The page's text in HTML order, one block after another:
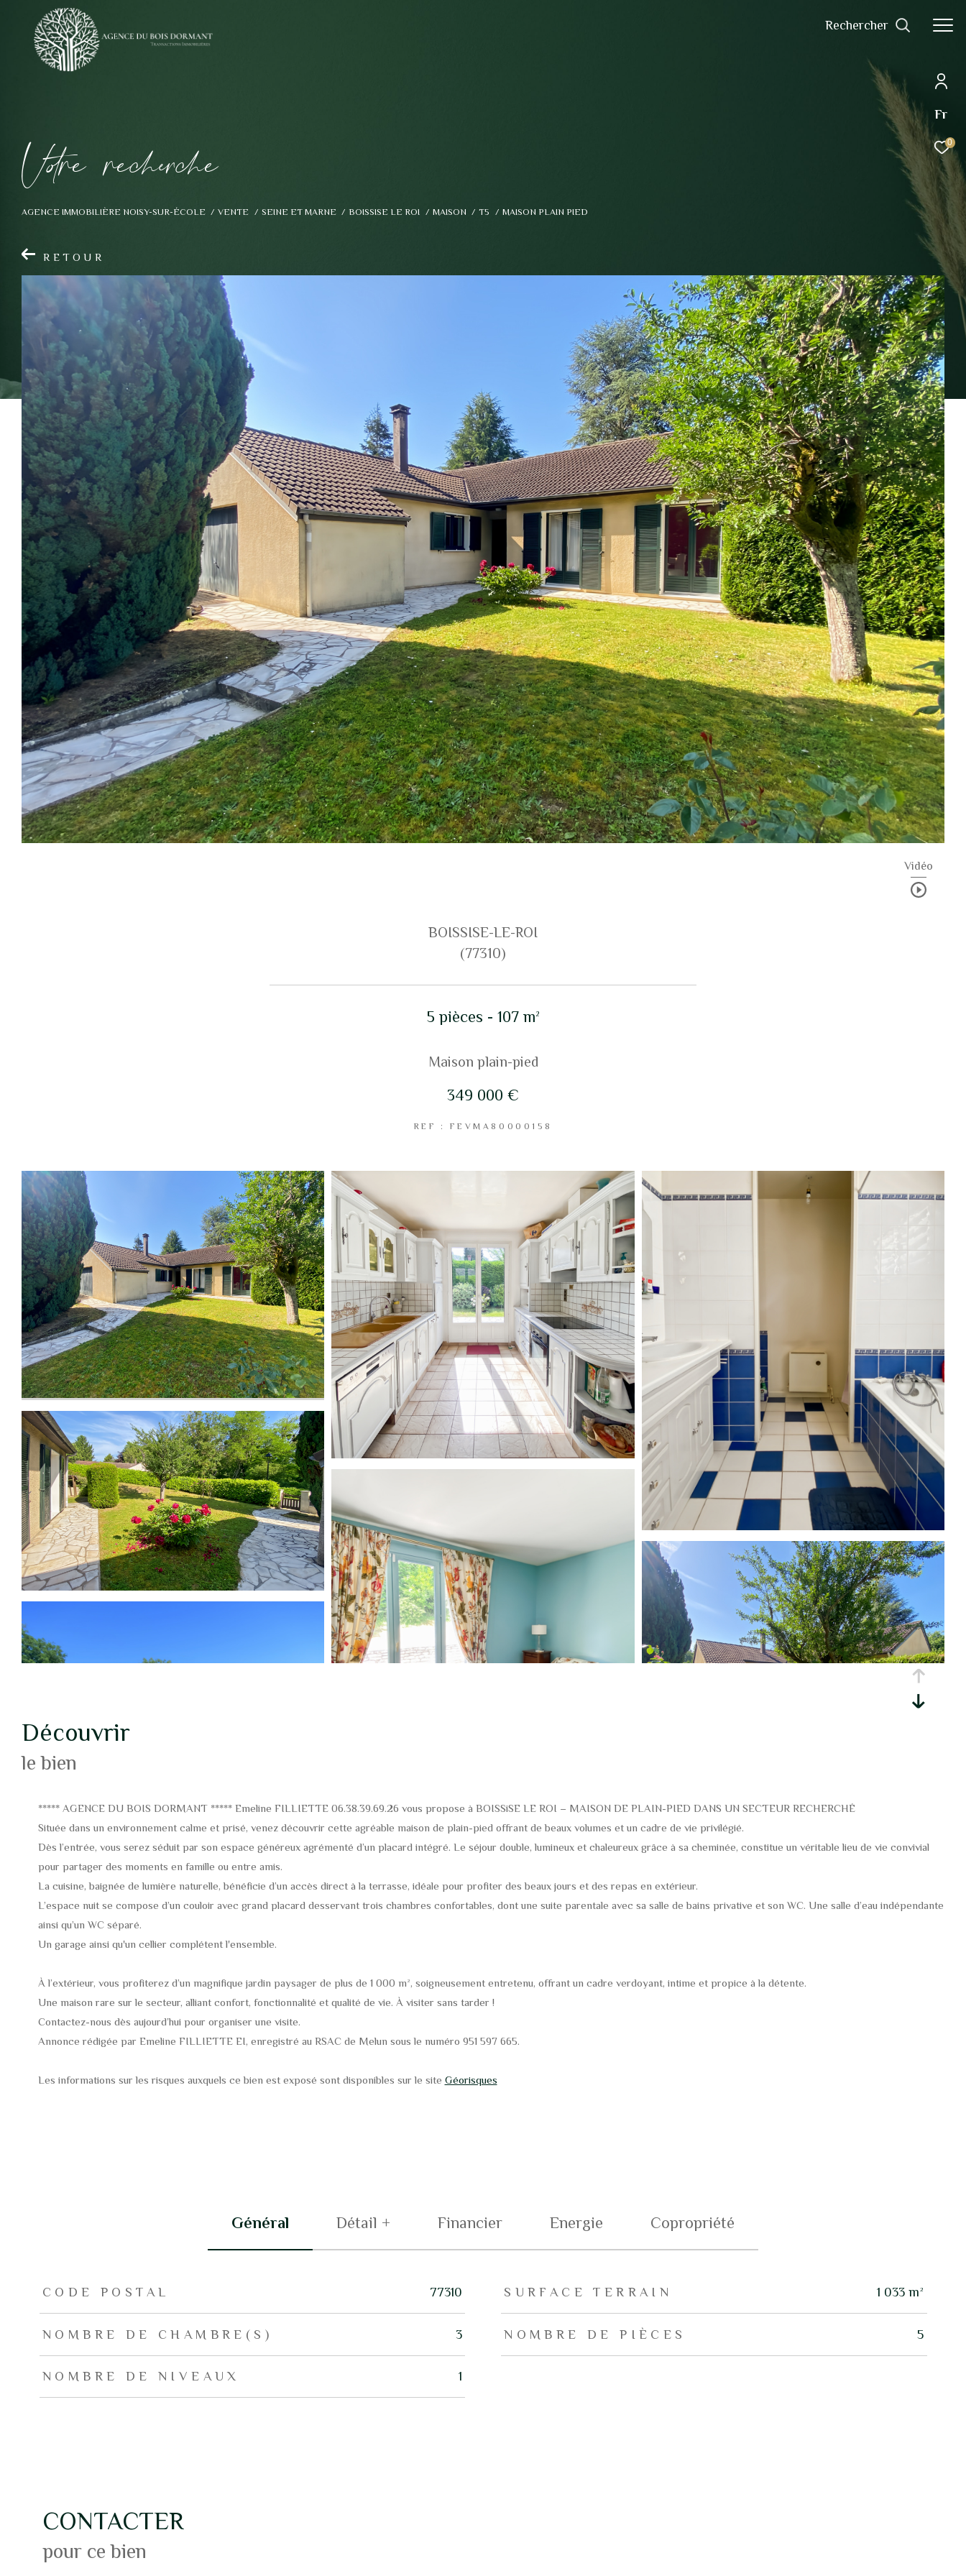
Fr
0
rechercher
Vore recece
AGENCE IMMOBILIÈRE NOISY-SUR-ÉCOLE VENTE SEINE ET MARNE BOISSISE LE ROI MAISON T5 MAISON PLAIN PIED
RETOUR
Vidéo
BOISSISE-LE-ROI
(77310)
5 pièces - 107 m²
Maison plain-pied
349 000 €
REF : FEVMA80000158
découvrir
le bien
***** AGENCE DU BOIS DORMANT ***** Emeline FILLIETTE 06.38.39.69.26 vous propose à BOISSiSE LE ROI – MAISON DE PLAIN-PIED DANS UN SECTEUR RECHERCHÉ
Située dans un environnement calme et prisé, venez découvrir cette agréable maison de plain-pied offrant de beaux volumes et un cadre de vie privilégié.
Dès l’entrée, vous serez séduit par son espace généreux agrémenté d’un placard intégré. Le séjour double, lumineux et chaleureux grâce à sa cheminée, constitue un véritable lieu de vie convivial
pour partager des moments en famille ou entre amis.
La cuisine, baignée de lumière naturelle, bénéficie d’un accès direct à la terrasse, idéale pour profiter des beaux jours et des repas en extérieur.
L’espace nuit se compose d’un couloir avec grand placard desservant trois chambres confortables, dont une suite parentale avec sa salle de bains privative et son WC. Une salle d’eau indépendante
ainsi qu’un WC séparé.
Un garage ainsi qu'un cellier complétent l'ensemble.
À l’extérieur, vous profiterez d’un magnifique jardin paysager de plus de 1 000 m², soigneusement entretenu, offrant un cadre verdoyant, intime et propice à la détente.
Une maison rare sur le secteur, alliant confort, fonctionnalité et qualité de vie. À visiter sans tarder !
Contactez-nous dès aujourd’hui pour organiser une visite.
Annonce rédigée par Emeline FILLIETTE EI, enregistré au RSAC de Melun sous le numéro 951 597 665.
Les informations sur les risques auxquels ce bien est exposé sont disponibles sur le site Géorisques
Général Détail + Financier Energie Copropriété
TRAD_ZEPHYR_Caracteristique
CODE POSTAL 77310 SURFACE TERRAIN 1 033 m²
NOMBRE DE CHAMBRE(S) 3 NOMBRE DE PIÈCES 5
NOMBRE DE NIVEAUX 1
CONTACTER
pour ce bien